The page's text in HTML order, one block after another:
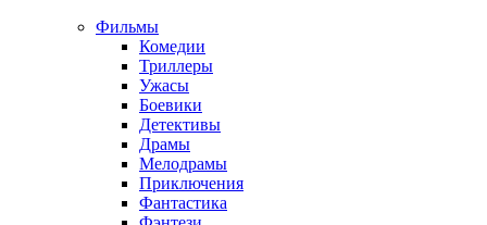
Фильмы
Комедии
Триллеры
Ужасы
Боевики
Детективы
Драмы
Мелодрамы
Приключения
Фантастика